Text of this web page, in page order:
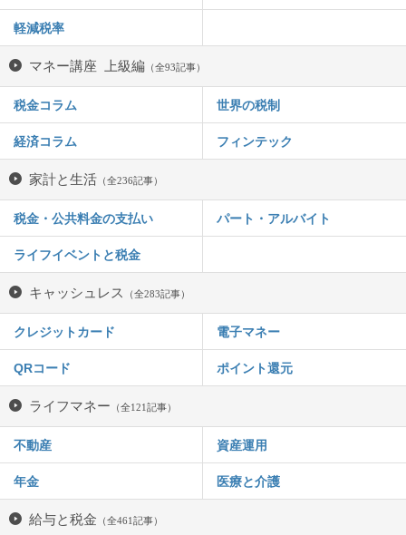
軽減税率
マネー講座 上級編 （全93記事）
税金コラム 世界の税制
経済コラム フィンテック
家計と生活 （全236記事）
税金・公共料金の支払い パート・アルバイト
ライフイベントと税金
キャッシュレス （全283記事）
クレジットカード 電子マネー
QRコード ポイント還元
ライフマネー （全121記事）
不動産 資産運用
年金 医療と介護
給与と税金 （全461記事）